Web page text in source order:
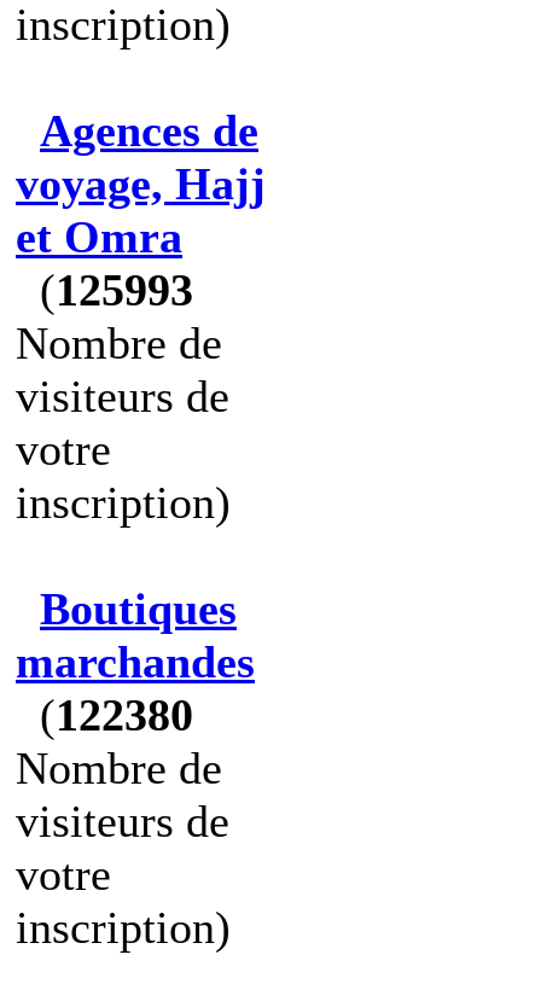
inscription)
Agences de
voyage, Hajj
et Omra
(125993
Nombre de
visiteurs de
votre
inscription)
Boutiques
marchandes
(122380
Nombre de
visiteurs de
votre
inscription)